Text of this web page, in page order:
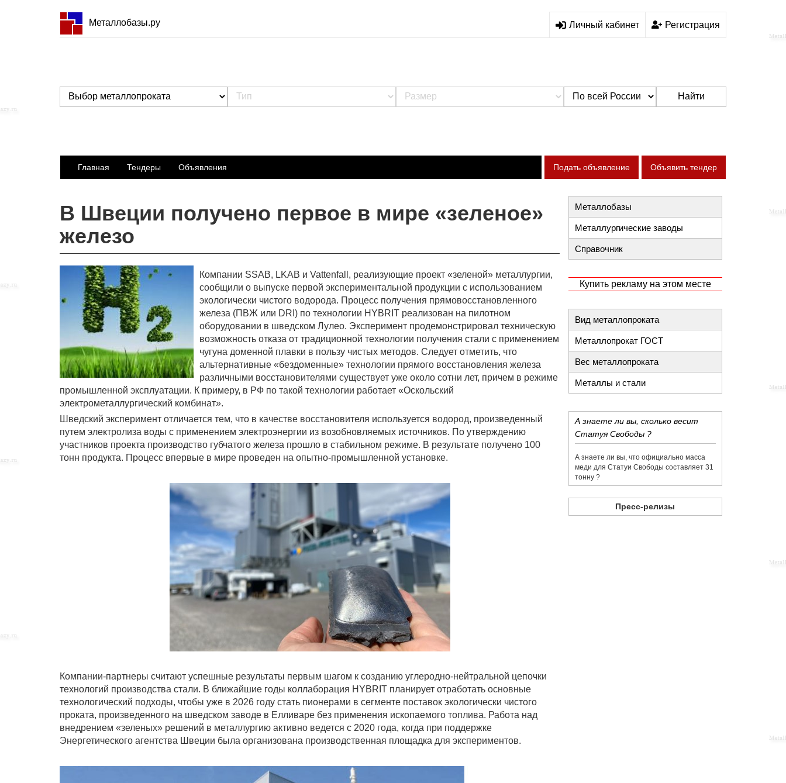
Металлобазы.ру Личный кабинет Регистрация
Найти
Главная Тендеры Объявления Подать объявление Объявить тендер
В Швеции получено первое в мире «зеленое»
железо
Компании SSAB, LKAB и Vattenfall, реализующие проект «зеленой» металлургии,
сообщили о выпуске первой экспериментальной продукции с использованием
экологически чистого водорода. Процесс получения прямовосстановленного
железа (ПВЖ или DRI) по технологии HYBRIT реализован на пилотном
оборудовании в шведском Лулео. Эксперимент продемонстрировал техническую
возможность отказа от традиционной технологии получения стали с применением
чугуна доменной плавки в пользу чистых методов. Следует отметить, что
альтернативные «бездоменные» технологии прямого восстановления железа
различными восстановителями существует уже около сотни лет, причем в режиме
промышленной эксплуатации. К примеру, в РФ по такой технологии работает «Оскольский
электрометаллургический комбинат».
Шведский эксперимент отличается тем, что в качестве восстановителя используется водород, произведенный
путем электролиза воды с применением электроэнергии из возобновляемых источников. По утверждению
участников проекта производство губчатого железа прошло в стабильном режиме. В результате получено 100
тонн продукта. Процесс впервые в мире проведен на опытно-промышленной установке.
Компании-партнеры считают успешные результаты первым шагом к созданию углеродно-нейтральной цепочки
технологий производства стали. В ближайшие годы коллаборация HYBRIT планирует отработать основные
технологический подходы, чтобы уже в 2026 году стать пионерами в сегменте поставок экологически чистого
проката, произведенного на шведском заводе в Елливаре без применения ископаемого топлива. Работа над
внедрением «зеленых» решений в металлургию активно ведется с 2020 года, когда при поддержке
Энергетического агентства Швеции была организована производственная площадка для экспериментов.
Металлобазы
Металлургические заводы
Справочник
Купить рекламу на этом месте
Вид металлопроката
Металлопрокат ГОСТ
Вес металлопроката
Металлы и стали
​А знаете ли вы, сколько весит
Статуя Свободы ?
​А знаете ли вы, что официально масса
меди для Статуи Свободы составляет 31
тонну ?
Пресс-релизы